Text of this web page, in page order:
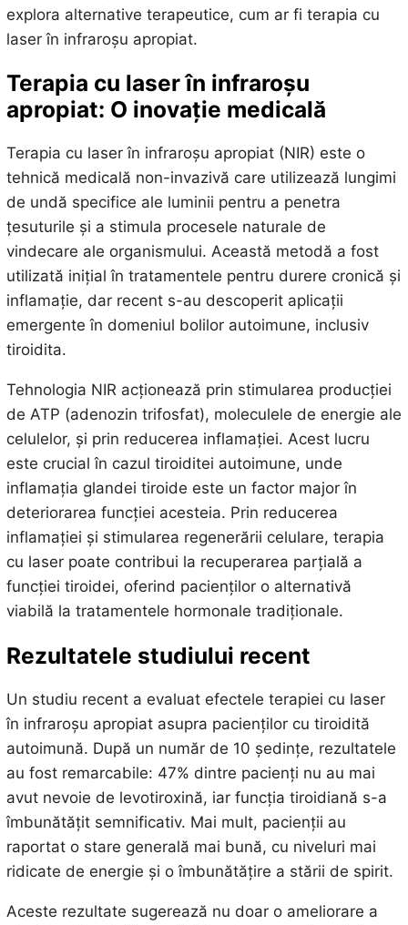
explora alternative terapeutice, cum ar fi terapia cu
laser în infraroșu apropiat.
Terapia cu laser în infraroșu
apropiat: O inovație medicală
Terapia cu laser în infraroșu apropiat (NIR) este o
tehnică medicală non-invazivă care utilizează lungimi
de undă specifice ale luminii pentru a penetra
țesuturile și a stimula procesele naturale de
vindecare ale organismului. Această metodă a fost
utilizată inițial în tratamentele pentru durere cronică și
inflamație, dar recent s-au descoperit aplicații
emergente în domeniul bolilor autoimune, inclusiv
tiroidita.
Tehnologia NIR acționează prin stimularea producției
de ATP (adenozin trifosfat), moleculele de energie ale
celulelor, și prin reducerea inflamației. Acest lucru
este crucial în cazul tiroiditei autoimune, unde
inflamația glandei tiroide este un factor major în
deteriorarea funcției acesteia. Prin reducerea
inflamației și stimularea regenerării celulare, terapia
cu laser poate contribui la recuperarea parțială a
funcției tiroidei, oferind pacienților o alternativă
viabilă la tratamentele hormonale tradiționale.
Rezultatele studiului recent
Un studiu recent a evaluat efectele terapiei cu laser
în infraroșu apropiat asupra pacienților cu tiroidită
autoimună. După un număr de 10 ședințe, rezultatele
au fost remarcabile: 47% dintre pacienți nu au mai
avut nevoie de levotiroxină, iar funcția tiroidiană s-a
îmbunătățit semnificativ. Mai mult, pacienții au
raportat o stare generală mai bună, cu niveluri mai
ridicate de energie și o îmbunătățire a stării de spirit.
Aceste rezultate sugerează nu doar o ameliorare a